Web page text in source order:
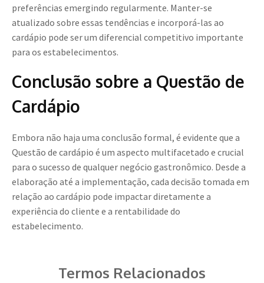
preferências emergindo regularmente. Manter-se
atualizado sobre essas tendências e incorporá-las ao
cardápio pode ser um diferencial competitivo importante
para os estabelecimentos.
Conclusão sobre a Questão de
Cardápio
Embora não haja uma conclusão formal, é evidente que a
Questão de cardápio é um aspecto multifacetado e crucial
para o sucesso de qualquer negócio gastronômico. Desde a
elaboração até a implementação, cada decisão tomada em
relação ao cardápio pode impactar diretamente a
experiência do cliente e a rentabilidade do
estabelecimento.
Termos Relacionados